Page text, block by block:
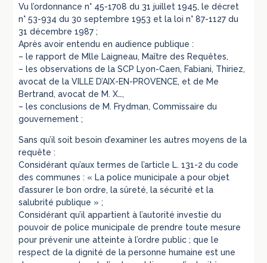
Vu l’ordonnance n° 45-1708 du 31 juillet 1945, le décret
n° 53-934 du 30 septembre 1953 et la loi n° 87-1127 du
31 décembre 1987 ;
Après avoir entendu en audience publique :
– le rapport de Mlle Laigneau, Maître des Requêtes,
– les observations de la SCP Lyon-Caen, Fabiani, Thiriez,
avocat de la VILLE D’AIX-EN-PROVENCE, et de Me
Bertrand, avocat de M. X…,
– les conclusions de M. Frydman, Commissaire du
gouvernement ;
Sans qu’il soit besoin d’examiner les autres moyens de la
requête :
Considérant qu’aux termes de l’article L. 131-2 du code
des communes : « La police municipale a pour objet
d’assurer le bon ordre, la sûreté, la sécurité et la
salubrité publique » ;
Considérant qu’il appartient à l’autorité investie du
pouvoir de police municipale de prendre toute mesure
pour prévenir une atteinte à l’ordre public ; que le
respect de la dignité de la personne humaine est une